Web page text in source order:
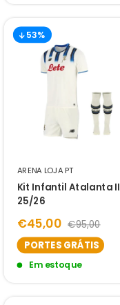
53%
ARENA LOJA PT
Kit Infantil Atalanta II
25/26
€45,00 €95,00
PORTES GRÁTIS
Em estoque